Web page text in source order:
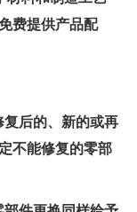
费提供产品配
后的、新的或再
不能修复的零部